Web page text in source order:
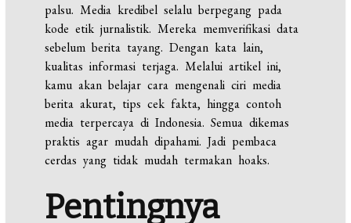
palsu. Media kredibel selalu berpegang pada
kode etik jurnalistik. Mereka memverifikasi data
sebelum berita tayang. Dengan kata lain,
kualitas informasi terjaga. Melalui artikel ini,
kamu akan belajar cara mengenali ciri media
berita akurat, tips cek fakta, hingga contoh
media terpercaya di Indonesia. Semua dikemas
praktis agar mudah dipahami. Jadi pembaca
cerdas yang tidak mudah termakan hoaks.
Pentingnya